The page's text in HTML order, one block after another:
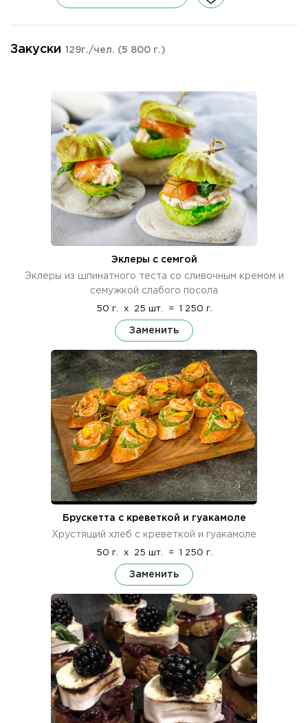
Закуски 129г./чел. (5 800 г.)
Эклеры с семгой
Эклеры из шпинатного теста со сливочным кремом и
семужкой слабого посола
50 г. x 25 шт. = 1 250 г.
Заменить
Брускетта с креветкой и гуакамоле
Хрустящий хлеб с креветкой и гуакамоле
50 г. x 25 шт. = 1 250 г.
Заменить